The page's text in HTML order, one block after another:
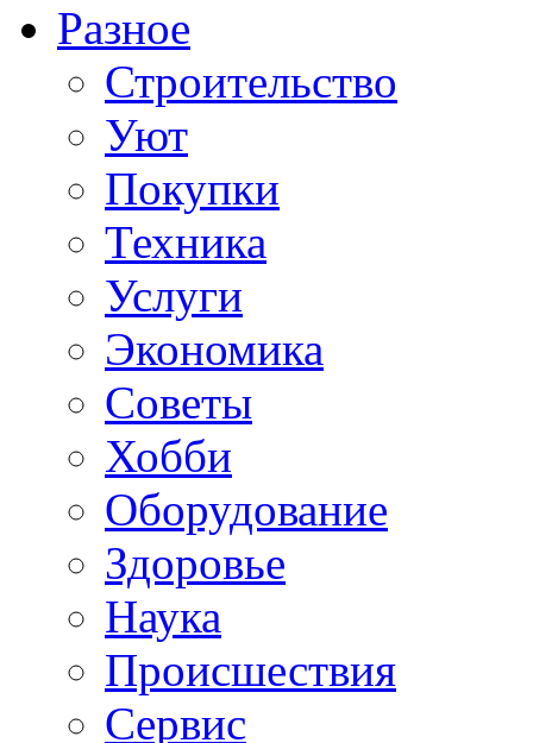
Разное
Строительство
Уют
Покупки
Техника
Услуги
Экономика
Советы
Хобби
Oборудование
Здоровье
Наука
Происшествия
Сервис